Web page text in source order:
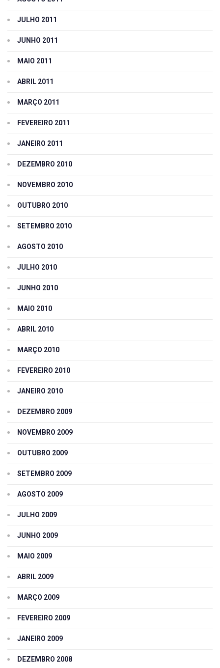
JULHO 2011
JUNHO 2011
MAIO 2011
ABRIL 2011
MARÇO 2011
FEVEREIRO 2011
JANEIRO 2011
DEZEMBRO 2010
NOVEMBRO 2010
OUTUBRO 2010
SETEMBRO 2010
AGOSTO 2010
JULHO 2010
JUNHO 2010
MAIO 2010
ABRIL 2010
MARÇO 2010
FEVEREIRO 2010
JANEIRO 2010
DEZEMBRO 2009
NOVEMBRO 2009
OUTUBRO 2009
SETEMBRO 2009
AGOSTO 2009
JULHO 2009
JUNHO 2009
MAIO 2009
ABRIL 2009
MARÇO 2009
FEVEREIRO 2009
JANEIRO 2009
DEZEMBRO 2008